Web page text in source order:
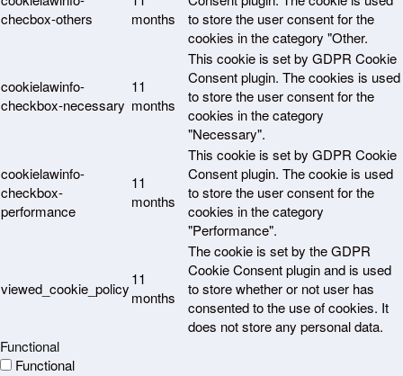
checbox-others
months
to store the user consent for the
cookies in the category "Other.
cookielawinfo-
checkbox-necessary
11
months
This cookie is set by GDPR Cookie
Consent plugin. The cookies is used
to store the user consent for the
cookies in the category
"Necessary".
cookielawinfo-
checkbox-
performance
11
months
This cookie is set by GDPR Cookie
Consent plugin. The cookie is used
to store the user consent for the
cookies in the category
"Performance".
viewed_cookie_policy
11
months
The cookie is set by the GDPR
Cookie Consent plugin and is used
to store whether or not user has
consented to the use of cookies. It
does not store any personal data.
Functional
Functional